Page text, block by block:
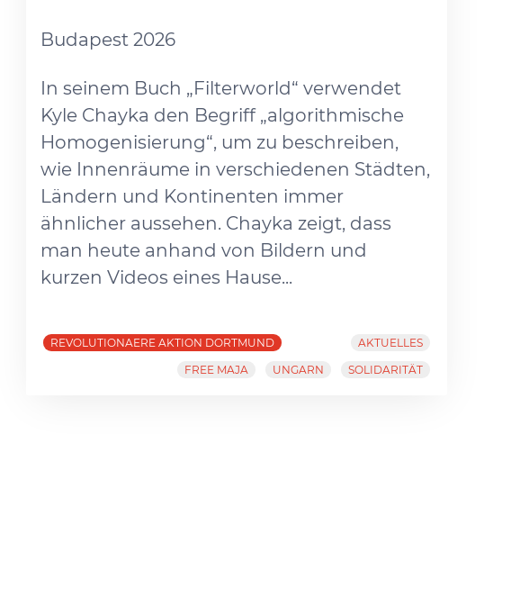
Budapest 2026
In seinem Buch „Filterworld“ verwendet
Kyle Chayka den Begriff „algorithmische
Homogenisierung“, um zu beschreiben,
wie Innenräume in verschiedenen Städten,
Ländern und Kontinenten immer
ähnlicher aussehen. Chayka zeigt, dass
man heute anhand von Bildern und
kurzen Videos eines Hause...
REVOLUTIONAERE AKTION DORTMUND
AKTUELLES
FREE MAJA
UNGARN SOLIDARITÄT